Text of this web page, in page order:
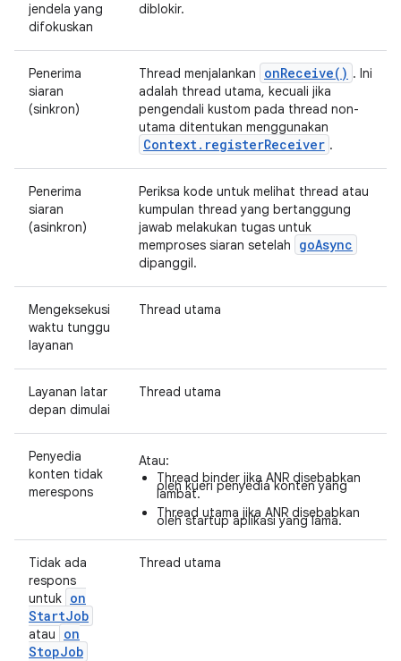
jendela yang
difokuskan
diblokir.
Penerima
siaran
(sinkron)
Thread menjalankan onReceive( ) . Ini
adalah thread utama, kecuali jika
pengendali kustom pada thread non-
utama ditentukan menggunakan
Context. registerReceiver .
Penerima
siaran
(asinkron)
Periksa kode untuk melihat thread atau
kumpulan thread yang bertanggung
jawab melakukan tugas untuk
memproses siaran setelah
goAsync
dipanggil.
Mengeksekusi
waktu tunggu
layanan
Thread utama
Layanan latar
depan dimulai
Thread utama
Penyedia
konten tidak
merespons
Atau:
Thread binder jika ANR disebabkan
oleh kueri penyedia konten yang
lambat.
Thread utama jika ANR disebabkan
oleh startup aplikasi yang lama.
Tidak ada
respons
untuk on
StartJob
atau
on
StopJob
Thread utama